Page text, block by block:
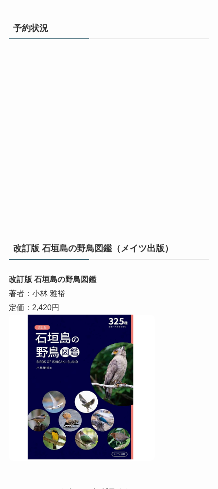
予約状況
改訂版 石垣島の野鳥図鑑（メイツ出版）
改訂版 石垣島の野鳥図鑑
著者：小林 雅裕
定価：2,420円